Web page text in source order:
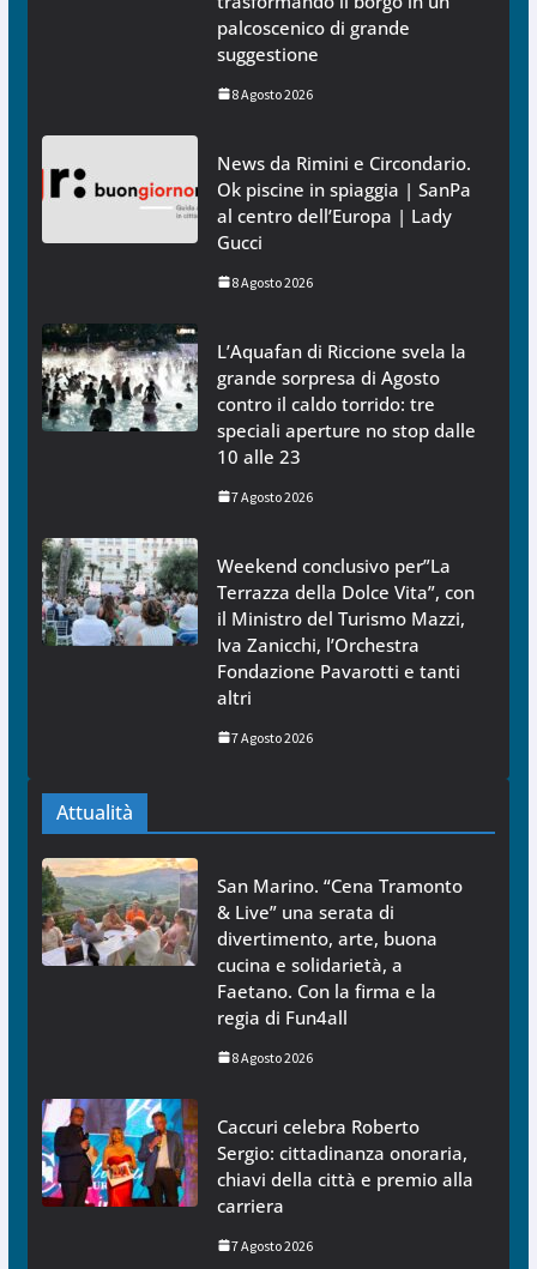
palcoscenico di grande
suggestione
8 Agosto 2026
News da Rimini e Circondario.
Ok piscine in spiaggia | SanPa
al centro dell’Europa | Lady
Gucci
8 Agosto 2026
L’Aquafan di Riccione svela la
grande sorpresa di Agosto
contro il caldo torrido: tre
speciali aperture no stop dalle
10 alle 23
7 Agosto 2026
Weekend conclusivo per”La
Terrazza della Dolce Vita”, con
il Ministro del Turismo Mazzi,
Iva Zanicchi, l’Orchestra
Fondazione Pavarotti e tanti
altri
7 Agosto 2026
Attualità
San Marino. “Cena Tramonto
& Live” una serata di
divertimento, arte, buona
cucina e solidarietà, a
Faetano. Con la firma e la
regia di Fun4all
8 Agosto 2026
Caccuri celebra Roberto
Sergio: cittadinanza onoraria,
chiavi della città e premio alla
carriera
7 Agosto 2026